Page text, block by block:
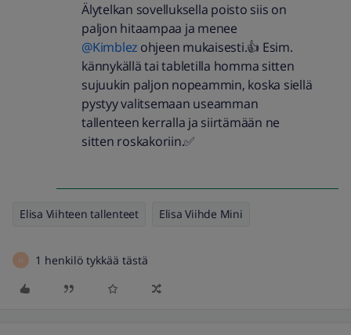
Älytelkan sovelluksella poisto siis on
paljon hitaampaa ja menee ​
@Kimblez ohjeen mukaisesti.👍 Esim.
kännykällä tai tabletilla homma sitten
sujuukin paljon nopeammin, koska siellä
pystyy valitsemaan useamman
tallenteen kerralla ja siirtämään ne
sitten roskakoriin.✅
Elisa Viihteen tallenteet Elisa Viihde Mini
H 1 henkilö tykkää tästä